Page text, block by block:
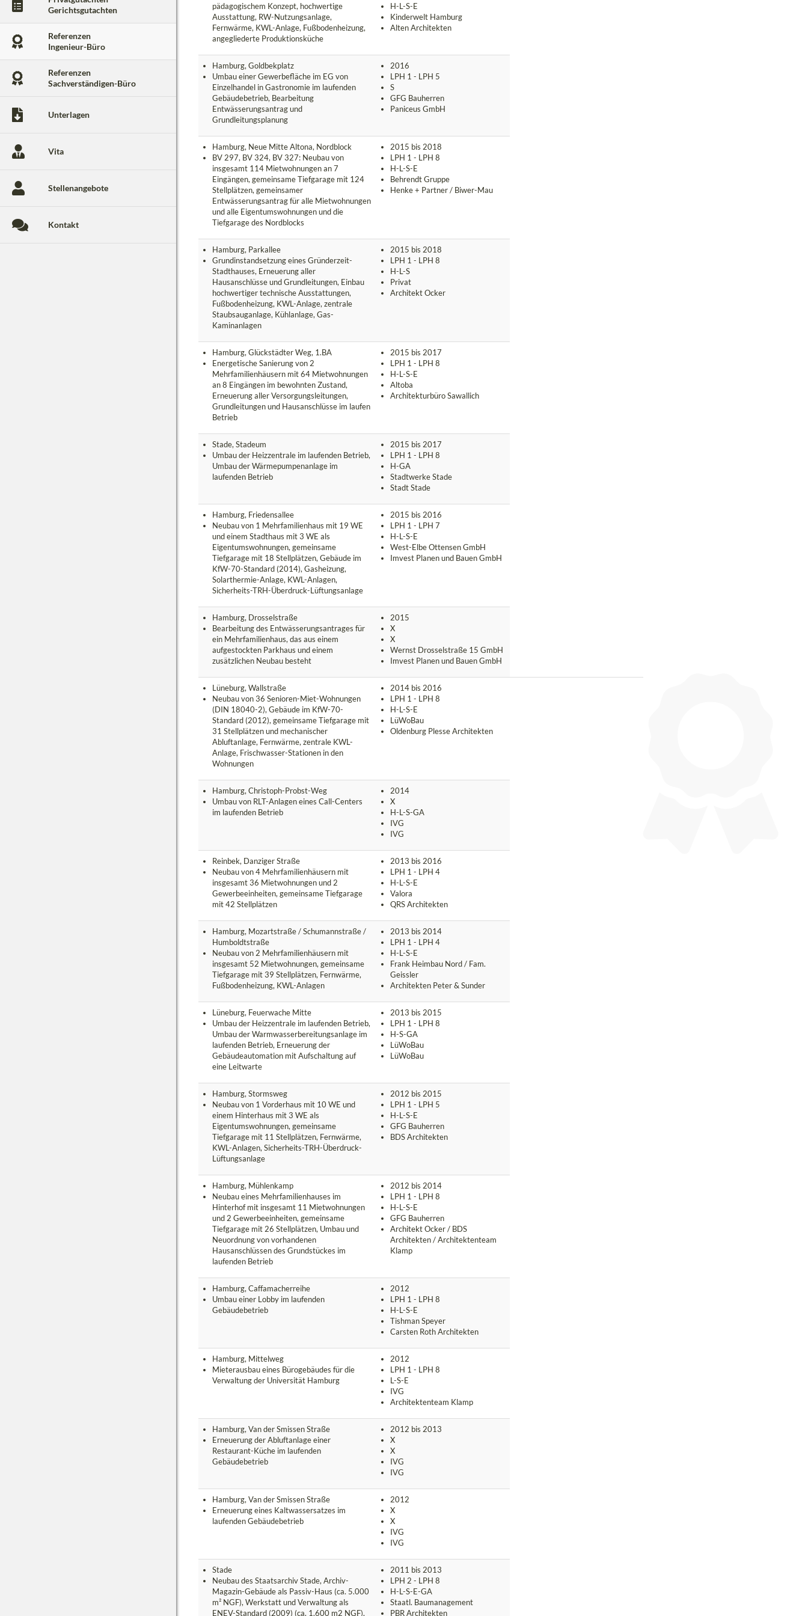
Gerichtsgutachten
Referenzen
Ingenieur-Büro
Referenzen
Sachverständigen-Büro
Unterlagen
Vita
Stellenangebote
Kontakt
pädagogischem Konzept, hochwertige
Ausstattung, RW-Nutzungsanlage,
Fernwärme, KWL-Anlage, Fußbodenheizung,
angegliederte Produktionsküche
H-L-S-E
Kinderwelt Hamburg
Alten Architekten
Hamburg, Goldbekplatz
Umbau einer Gewerbefläche im EG von
Einzelhandel in Gastronomie im laufenden
Gebäudebetrieb, Bearbeitung
Entwässerungsantrag und
Grundleitungsplanung
2016
LPH 1 - LPH 5
S
GFG Bauherren
Paniceus GmbH
Hamburg, Neue Mitte Altona, Nordblock
BV 297, BV 324, BV 327: Neubau von
insgesamt 114 Mietwohnungen an 7
Eingängen, gemeinsame Tiefgarage mit 124
Stellplätzen, gemeinsamer
Entwässerungsantrag für alle Mietwohnungen
und alle Eigentumswohnungen und die
Tiefgarage des Nordblocks
2015 bis 2018
LPH 1 - LPH 8
H-L-S-E
Behrendt Gruppe
Henke + Partner / Biwer-Mau
Hamburg, Parkallee
Grundinstandsetzung eines Gründerzeit-
Stadthauses, Erneuerung aller
Hausanschlüsse und Grundleitungen, Einbau
hochwertiger technische Ausstattungen,
Fußbodenheizung, KWL-Anlage, zentrale
Staubsauganlage, Kühlanlage, Gas-
Kaminanlagen
2015 bis 2018
LPH 1 - LPH 8
H-L-S
Privat
Architekt Ocker
Hamburg, Glückstädter Weg, 1.BA
Energetische Sanierung von 2
Mehrfamilienhäusern mit 64 Mietwohnungen
an 8 Eingängen im bewohnten Zustand,
Erneuerung aller Versorgungsleitungen,
Grundleitungen und Hausanschlüsse im laufen
Betrieb
2015 bis 2017
LPH 1 - LPH 8
H-L-S-E
Altoba
Architekturbüro Sawallich
Stade, Stadeum
Umbau der Heizzentrale im laufenden Betrieb,
Umbau der Wärmepumpenanlage im
laufenden Betrieb
2015 bis 2017
LPH 1 - LPH 8
H-GA
Stadtwerke Stade
Stadt Stade
Hamburg, Friedensallee
Neubau von 1 Mehrfamilienhaus mit 19 WE
und einem Stadthaus mit 3 WE als
Eigentumswohnungen, gemeinsame
Tiefgarage mit 18 Stellplätzen, Gebäude im
KfW-70-Standard (2014), Gasheizung,
Solarthermie-Anlage, KWL-Anlagen,
Sicherheits-TRH-Überdruck-Lüftungsanlage
2015 bis 2016
LPH 1 - LPH 7
H-L-S-E
West-Elbe Ottensen GmbH
Imvest Planen und Bauen GmbH
Hamburg, Drosselstraße
Bearbeitung des Entwässerungsantrages für
ein Mehrfamilienhaus, das aus einem
aufgestockten Parkhaus und einem
zusätzlichen Neubau besteht
2015
X
X
Wernst Drosselstraße 15 GmbH
Imvest Planen und Bauen GmbH
Lüneburg, Wallstraße
Neubau von 36 Senioren-Miet-Wohnungen
(DIN 18040-2), Gebäude im KfW-70-
Standard (2012), gemeinsame Tiefgarage mit
31 Stellplätzen und mechanischer
Abluftanlage, Fernwärme, zentrale KWL-
Anlage, Frischwasser-Stationen in den
Wohnungen
2014 bis 2016
LPH 1 - LPH 8
H-L-S-E
LüWoBau
Oldenburg Plesse Architekten
Hamburg, Christoph-Probst-Weg
Umbau von RLT-Anlagen eines Call-Centers
im laufenden Betrieb
2014
X
H-L-S-GA
IVG
IVG
Reinbek, Danziger Straße
Neubau von 4 Mehrfamilienhäusern mit
insgesamt 36 Mietwohnungen und 2
Gewerbeeinheiten, gemeinsame Tiefgarage
mit 42 Stellplätzen
2013 bis 2016
LPH 1 - LPH 4
H-L-S-E
Valora
QRS Architekten
Hamburg, Mozartstraße / Schumannstraße /
Humboldtstraße
Neubau von 2 Mehrfamilienhäusern mit
insgesamt 52 Mietwohnungen, gemeinsame
Tiefgarage mit 39 Stellplätzen, Fernwärme,
Fußbodenheizung, KWL-Anlagen
2013 bis 2014
LPH 1 - LPH 4
H-L-S-E
Frank Heimbau Nord / Fam.
Geissler
Architekten Peter & Sunder
Lüneburg, Feuerwache Mitte
Umbau der Heizzentrale im laufenden Betrieb,
Umbau der Warmwasserbereitungsanlage im
laufenden Betrieb, Erneuerung der
Gebäudeautomation mit Aufschaltung auf
eine Leitwarte
2013 bis 2015
LPH 1 - LPH 8
H-S-GA
LüWoBau
LüWoBau
Hamburg, Stormsweg
Neubau von 1 Vorderhaus mit 10 WE und
einem Hinterhaus mit 3 WE als
Eigentumswohnungen, gemeinsame
Tiefgarage mit 11 Stellplätzen, Fernwärme,
KWL-Anlagen, Sicherheits-TRH-Überdruck-
Lüftungsanlage
2012 bis 2015
LPH 1 - LPH 5
H-L-S-E
GFG Bauherren
BDS Architekten
Hamburg, Mühlenkamp
Neubau eines Mehrfamilienhauses im
Hinterhof mit insgesamt 11 Mietwohnungen
und 2 Gewerbeeinheiten, gemeinsame
Tiefgarage mit 26 Stellplätzen, Umbau und
Neuordnung von vorhandenen
Hausanschlüssen des Grundstückes im
laufenden Betrieb
2012 bis 2014
LPH 1 - LPH 8
H-L-S-E
GFG Bauherren
Architekt Ocker / BDS
Architekten / Architektenteam
Klamp
Hamburg, Caffamacherreihe
Umbau einer Lobby im laufenden
Gebäudebetrieb
2012
LPH 1 - LPH 8
H-L-S-E
Tishman Speyer
Carsten Roth Architekten
Hamburg, Mittelweg
Mieterausbau eines Bürogebäudes für die
Verwaltung der Universität Hamburg
2012
LPH 1 - LPH 8
L-S-E
IVG
Architektenteam Klamp
Hamburg, Van der Smissen Straße
Erneuerung der Abluftanlage einer
Restaurant-Küche im laufenden
Gebäudebetrieb
2012 bis 2013
X
X
IVG
IVG
Hamburg, Van der Smissen Straße
Erneuerung eines Kaltwassersatzes im
laufenden Gebäudebetrieb
2012
X
X
IVG
IVG
Stade
Neubau des Staatsarchiv Stade, Archiv-
Magazin-Gebäude als Passiv-Haus (ca. 5.000
m² NGF), Werkstatt und Verwaltung als
ENEV-Standard (2009) (ca. 1.600 m2 NGF),
2011 bis 2013
LPH 2 - LPH 8
H-L-S-E-GA
Staatl. Baumanagement
PBR Architekten